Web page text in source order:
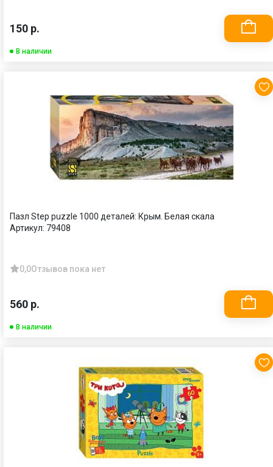
150 р.
В наличии
Пазл Step puzzle 1000 деталей: Крым. Белая скала
Артикул: 79408
0,0Отзывов пока нет
560 р.
В наличии